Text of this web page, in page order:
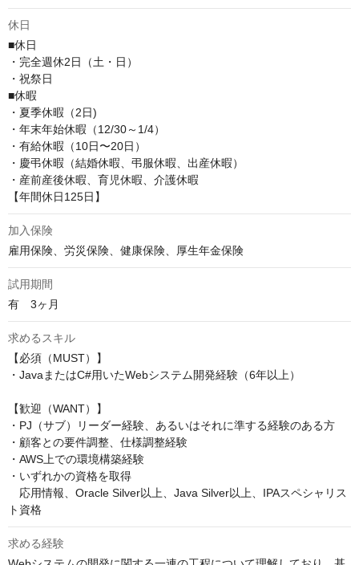
休日
■休日
・完全週休2日（土・日）
・祝祭日
■休暇
・夏季休暇（2日)
・年末年始休暇（12/30～1/4）
・有給休暇（10日〜20日）
・慶弔休暇（結婚休暇、弔服休暇、出産休暇）
・産前産後休暇、育児休暇、介護休暇
【年間休日125日】
加入保険
雇用保険、労災保険、健康保険、厚生年金保険
試用期間
有　3ヶ月
求めるスキル
【必須（MUST）】
・JavaまたはC#用いたWebシステム開発経験（6年以上）
【歓迎（WANT）】
・PJ（サブ）リーダー経験、あるいはそれに準する経験のある方
・顧客との要件調整、仕様調整経験
・AWS上での環境構築経験
・いずれかの資格を取得
応用情報、Oracle Silver以上、Java Silver以上、IPAスペシャリス
ト資格
求める経験